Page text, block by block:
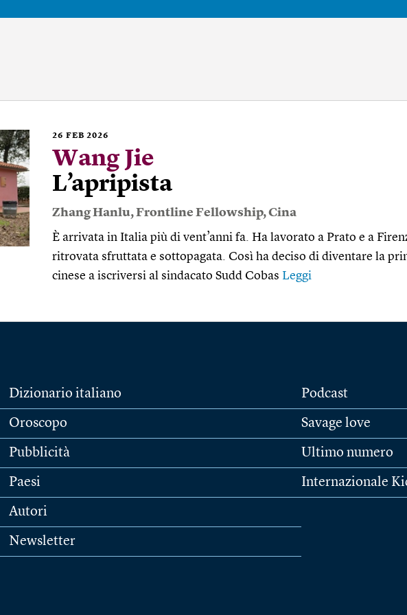
26 FEB 2026
Wang Jie
L’apripista
Zhang Hanlu,Frontline Fellowship,Cina
È arrivata in Italia più di vent’anni fa. Ha lavorato a Prato e a
ritrovata sfruttata e sottopagata. Così ha deciso di diventare la
cinese a iscriversi al sindacato Sudd Cobas Leggi
Dizionario italiano
Oroscopo
Pubblicità
Paesi
Autori
Newsletter
Podcast
Savage love
Ultimo numero
Internazionale